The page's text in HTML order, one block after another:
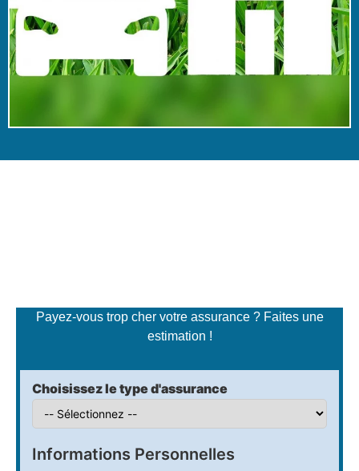
Payez-vous trop cher votre assurance ? Faites une
estimation !
Choisissez le type d'assurance
Informations Personnelles